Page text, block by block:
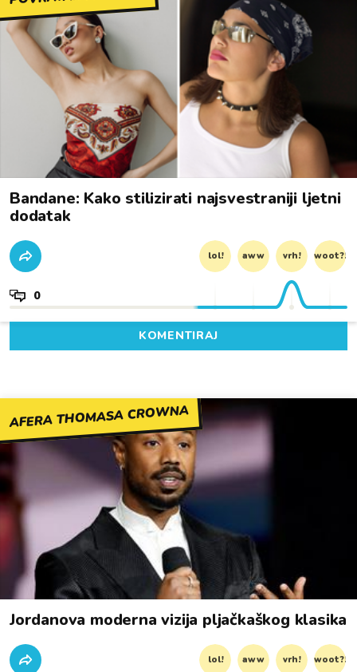
Bandane: Kako stilizirati najsvestraniji ljetni
dodatak
lol! aww vrh! woot?!
0
KOMENTIRAJ
AFERA THOMASA CROWNA
Jordanova moderna vizija pljačkaškog klasika
lol! aww vrh! woot?!